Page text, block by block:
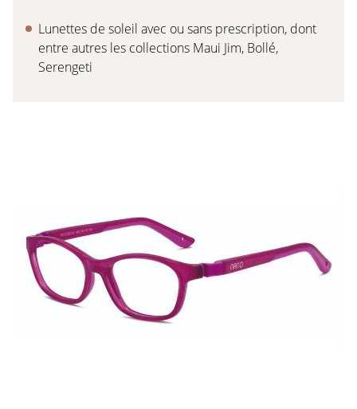
Lunettes de soleil avec ou sans prescription, dont
entre autres les collections Maui Jim, Bollé,
Serengeti